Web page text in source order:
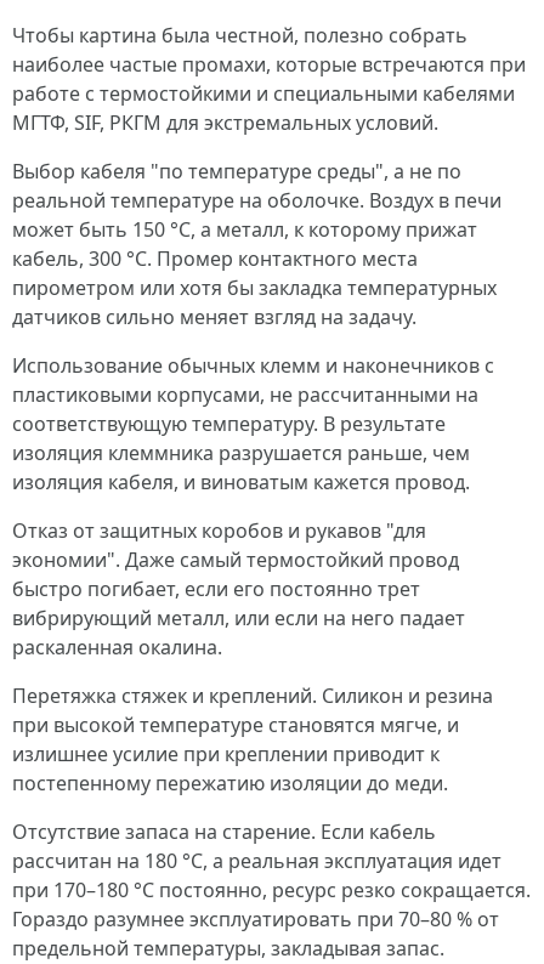
Чтобы картина была честной, полезно собрать
наиболее частые промахи, которые встречаются при
работе с термостойкими и специальными кабелями
МГТФ, SIF, РКГМ для экстремальных условий.
Выбор кабеля "по температуре среды", а не по
реальной температуре на оболочке. Воздух в печи
может быть 150 °C, а металл, к которому прижат
кабель, 300 °C. Промер контактного места
пирометром или хотя бы закладка температурных
датчиков сильно меняет взгляд на задачу.
Использование обычных клемм и наконечников с
пластиковыми корпусами, не рассчитанными на
соответствующую температуру. В результате
изоляция клеммника разрушается раньше, чем
изоляция кабеля, и виноватым кажется провод.
Отказ от защитных коробов и рукавов "для
экономии". Даже самый термостойкий провод
быстро погибает, если его постоянно трет
вибрирующий металл, или если на него падает
раскаленная окалина.
Перетяжка стяжек и креплений. Силикон и резина
при высокой температуре становятся мягче, и
излишнее усилие при креплении приводит к
постепенному пережатию изоляции до меди.
Отсутствие запаса на старение. Если кабель
рассчитан на 180 °C, а реальная эксплуатация идет
при 170–180 °C постоянно, ресурс резко сокращается.
Гораздо разумнее эксплуатировать при 70–80 % от
предельной температуры, закладывая запас.